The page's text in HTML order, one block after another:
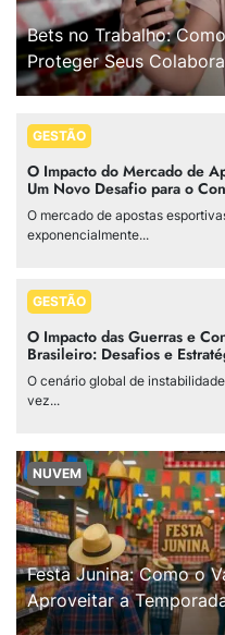
Bets no Trabalho:
Proteger Seus
GESTÃO
O Impacto do Mercado de
Um Novo Desafio para o
O mercado de apostas
exponencialmente...
GESTÃO
O Impacto das Guerras e
Brasileiro: Desafios e
O cenário global de
vez...
NUVEM
Festa Junina: Como o
Aproveitar a